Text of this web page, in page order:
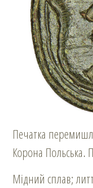
Печатка
Корона Польська.
Мідний сплав;